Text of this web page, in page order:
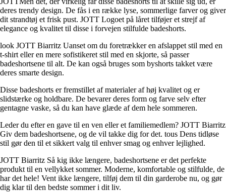
deres trendy design. De fås i en række lyse, sommerlige farver og giver
dit strandtøj et frisk pust. JOTT Logoet på låret tilføjer et strejf af
elegance og kvalitet til disse i forvejen stilfulde badeshorts.
look JOTT Biarritz Uanset om du foretrækker en afslappet stil med en
t-shirt eller en mere sofistikeret stil med en skjorte, så passer
badeshortsene til alt. De kan også bruges som byshorts takket være
deres smarte design.
Disse badeshorts er fremstillet af materialer af høj kvalitet og er
slidstærke og holdbare. De bevarer deres form og farve selv efter
gentagne vaske, så du kan have glæde af dem hele sommeren.
Leder du efter en gave til en ven eller et familiemedlem? JOTT Biarritz
Giv dem badeshortsene, og de vil takke dig for det. tous Dens tidløse
stil gør den til et sikkert valg til enhver smag og enhver lejlighed.
JOTT Biarritz Så kig ikke længere, badeshortsene er det perfekte
produkt til en vellykket sommer. Moderne, komfortable og stilfulde, de
har det hele! Vent ikke længere, tilføj dem til din garderobe nu, og gør
dig klar til den bedste sommer i dit liv.